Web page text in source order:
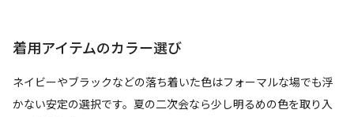
着用アイテムのカラー選び
ネイビーやブラックなどの落ち着いた色はフォーマルな場でも浮
かない安定の選択です。夏の二次会なら少し明るめの色を取り入